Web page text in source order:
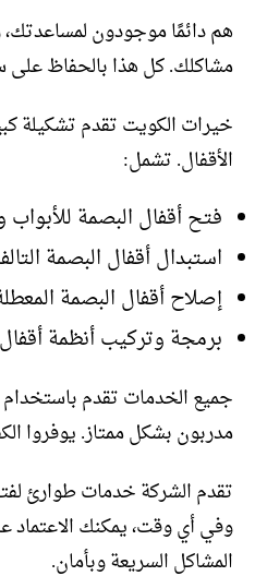
هم دائمًا موجودون
مشاكلك. كل هذا بالحفاظ على
خيرات الكويت تقدم تشكيلة
الأقفال. تشمل:
فتح أقفال البصمة للأبواب
استبدال أقفال البصمة
إصلاح أقفال البصمة
برمجة وتركيب أنظمة
جميع الخدمات تقدم
مدربون بشكل ممتاز. يوفروا
تقدم الشركة خدمات طوارئ
وفي أي وقت، يمكنك الاعتماد
المشاكل السريعة وبأمان.